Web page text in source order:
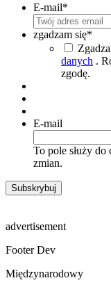
E-mail*
zgadzam się*
danych .
zgodę.
E-mail
To pole służy
zmian.
advertisement
Footer Dev
Międzynarodowy